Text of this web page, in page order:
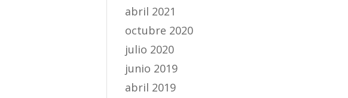
abril 2021
octubre 2020
julio 2020
junio 2019
abril 2019